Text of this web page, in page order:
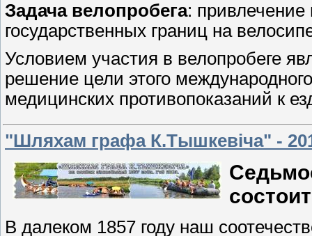
Задача велопробега:
государственных границ на
Условием участия в велопробеге
решение цели этого
медицинских противопоказаний к
"Шляхам графа К.Тышкевiча" -
В далеком 1857 году наш